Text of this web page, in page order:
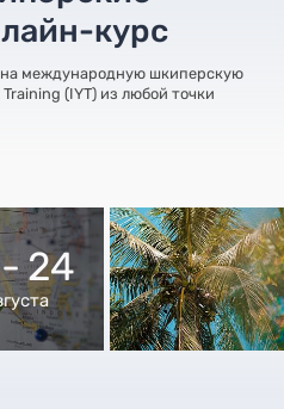
курс
международную шкиперскую
(IYT) из любой точки
24